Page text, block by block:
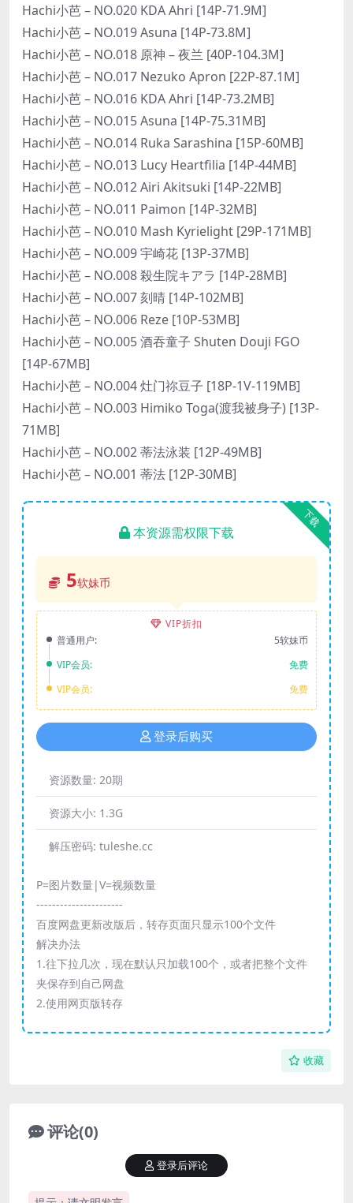
Hachi小芭 – NO.020 KDA Ahri [14P-71.9M]
Hachi小芭 – NO.019 Asuna [14P-73.8M]
Hachi小芭 – NO.018 原神 – 夜兰 [40P-104.3M]
Hachi小芭 – NO.017 Nezuko Apron [22P-87.1M]
Hachi小芭 – NO.016 KDA Ahri [14P-73.2MB]
Hachi小芭 – NO.015 Asuna [14P-75.31MB]
Hachi小芭 – NO.014 Ruka Sarashina [15P-60MB]
Hachi小芭 – NO.013 Lucy Heartfilia [14P-44MB]
Hachi小芭 – NO.012 Airi Akitsuki [14P-22MB]
Hachi小芭 – NO.011 Paimon [14P-32MB]
Hachi小芭 – NO.010 Mash Kyrielight [29P-171MB]
Hachi小芭 – NO.009 宇崎花 [13P-37MB]
Hachi小芭 – NO.008 殺生院キアラ [14P-28MB]
Hachi小芭 – NO.007 刻晴 [14P-102MB]
Hachi小芭 – NO.006 Reze [10P-53MB]
Hachi小芭 – NO.005 酒吞童子 Shuten Douji FGO
[14P-67MB]
Hachi小芭 – NO.004 灶门祢豆子 [18P-1V-119MB]
Hachi小芭 – NO.003 Himiko Toga(渡我被身子) [13P-
71MB]
Hachi小芭 – NO.002 蒂法泳装 [12P-49MB]
Hachi小芭 – NO.001 蒂法 [12P-30MB]
下载
本资源需权限下载
5软妹币
VIP折扣
普通用户:
5软妹币
VIP会员:
免费
VIP会员:
免费
登录后购买
资源数量: 20期
资源大小: 1.3G
解压密码: tuleshe.cc
P=图片数量|V=视频数量
----------------------
百度网盘更新改版后，转存页面只显示100个文件
解决办法
1.往下拉几次，现在默认只加载100个，或者把整个文件
夹保存到自己网盘
2.使用网页版转存
收藏
评论(0)
登录后评论